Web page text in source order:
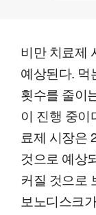
비만 치료제
예상된다. 먹
횟수를 줄이
이 진행 중이
료제 시장은
것으로 예상
커질 것으로
보노디스크